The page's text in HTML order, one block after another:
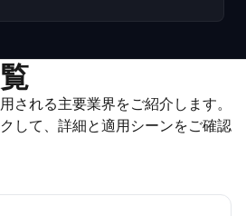
される主要業界をご紹介します。
して、詳細と適用シーンをご確認